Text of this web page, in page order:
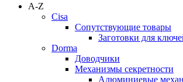
A-Z
Cisa
Сопутствующие товары
Заготовки для
Dorma
Доводчики
Механизмы секретности
Алюминиевые